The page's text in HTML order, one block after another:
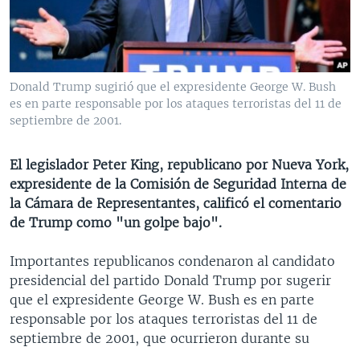
VENEZUELA
BRASIL
NICARAGUA
ECONOMÍA
ENTRETENIMIENTO Y CULTURA
TECNOLOGÍA
DEPORTES
MULTIMEDIA
VIDEOS
FOTOGRAFÍA
AUDIOS
PROGRAMAS TV
EL MUNDO AL DÍA
FORO INTERAMERICANO
LAS CLAVES
PANORAMA
RADIO
AVANCE INFORMATIVO
BUENOS DÍAS AMÉRICA
ESTADOS UNIDOS AL DÍA
EL MUNDO AL DÍA [RADIO]
DEPORTIVO INTERNACIONAL
NOTA ECONÓMICA
ENTRETENIMIENTO
DIRECT
DOCUMENTALES DE LA VOA
Learning English
SÍGANOS
Idiomas
Donald Trump sugirió que el expresidente George W. Bush
es en parte responsable por los ataques terroristas del 11 de
septiembre de 2001.
El legislador Peter King, republicano por Nueva York,
expresidente de la Comisión de Seguridad Interna de
la Cámara de Representantes, calificó el comentario
de Trump como "un golpe bajo".
Importantes republicanos condenaron al candidato
presidencial del partido Donald Trump por sugerir
que el expresidente George W. Bush es en parte
responsable por los ataques terroristas del 11 de
septiembre de 2001, que ocurrieron durante su